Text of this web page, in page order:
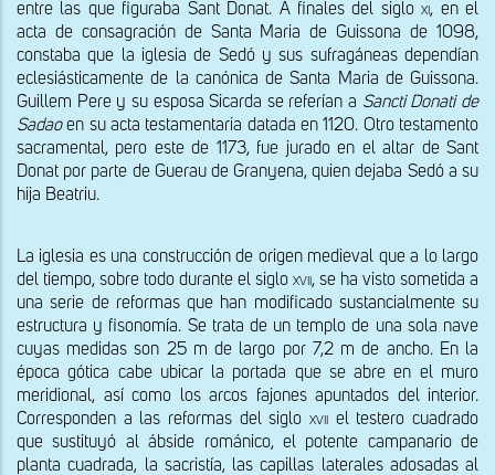
entre las que figuraba Sant Donat. A finales del siglo xi, en el
acta de consagración de Santa Maria de Guissona de 1098,
constaba que la iglesia de Sedó y sus sufragáneas dependían
eclesiásticamente de la canónica de Santa Maria de Guissona.
Guillem Pere y su esposa Sicarda se referían a Sancti Donati de
Sadao en su acta testamentaria datada en 1120. Otro testamento
sacramental, pero este de 1173, fue jurado en el altar de Sant
Donat por parte de Guerau de Granyena, quien dejaba Sedó a su
hija Beatriu.
La iglesia es una construcción de origen medieval que a lo largo
del tiempo, sobre todo durante el siglo xvii, se ha visto sometida a
una serie de reformas que han modificado sustancialmente su
estructura y fisonomía. Se trata de un templo de una sola nave
cuyas medidas son 25 m de largo por 7,2 m de ancho. En la
época gótica cabe ubicar la portada que se abre en el muro
meridional, así como los arcos fajones apuntados del interior.
Corresponden a las reformas del siglo xvii el testero cuadrado
que sustituyó al ábside románico, el potente campanario de
planta cuadrada, la sacristía, las capillas laterales adosadas al